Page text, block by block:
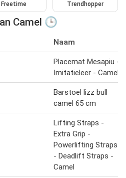
Freetime Trendhopper
Camel 🕒
Naam
Placemat Mesapiu -
Imitatieleer - Camel
Barstoel lizz bull
camel 65 cm
Lifting Straps -
Extra Grip -
Powerlifting Straps
- Deadlift Straps -
Camel